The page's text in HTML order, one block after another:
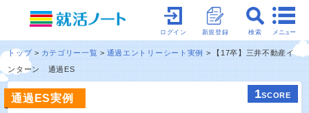
メニュー
検索
新規登録
ログイン
トップ カテゴリー一覧 通過エントリーシート実例
【17卒】三井不動産イ
ンターン 通過ES
通過ES実例 1SCORE